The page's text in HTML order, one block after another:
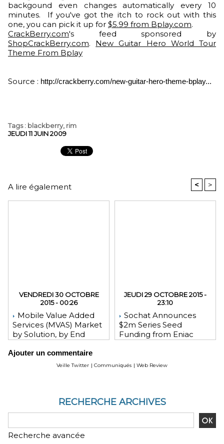
backgound even changes automatically every 10
minutes. If you've got the itch to rock out with this
one, you can pick it up for $5.99 from Bplay.com.
CrackBerry.com's feed sponsored by
ShopCrackBerry.com. New Guitar Hero World Tour
Theme From Bplay
Source : http://crackberry.com/new-guitar-hero-theme-bplay...
Tags: blackberry, rim
JEUDI 11 JUIN 2009
A lire également < >
VENDREDI 30 OCTOBRE
2015 - 00:26
Mobile Value Added
Services (MVAS) Market
by Solution, by End
Geography - Global
Forecast and Analysis to
JEUDI 29 OCTOBRE 2015 -
23:10
Sochat Announces
$2m Series Seed
Funding from Eniac
Zhang
Ajouter un commentaire
Veille Twitter | Communiqués | Web Review
RECHERCHE ARCHIVES
Recherche avancée